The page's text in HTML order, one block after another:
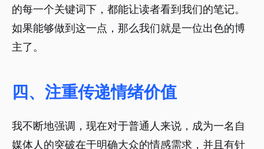
的每一个关键词下，都能让读者看到我们的笔记。
如果能够做到这一点，那么我们就是一位出色的博
主了。
四、注重传递情绪价值
我不断地强调，现在对于普通人来说，成为一名自
媒体人的突破在于明确大众的情感需求，并且有针